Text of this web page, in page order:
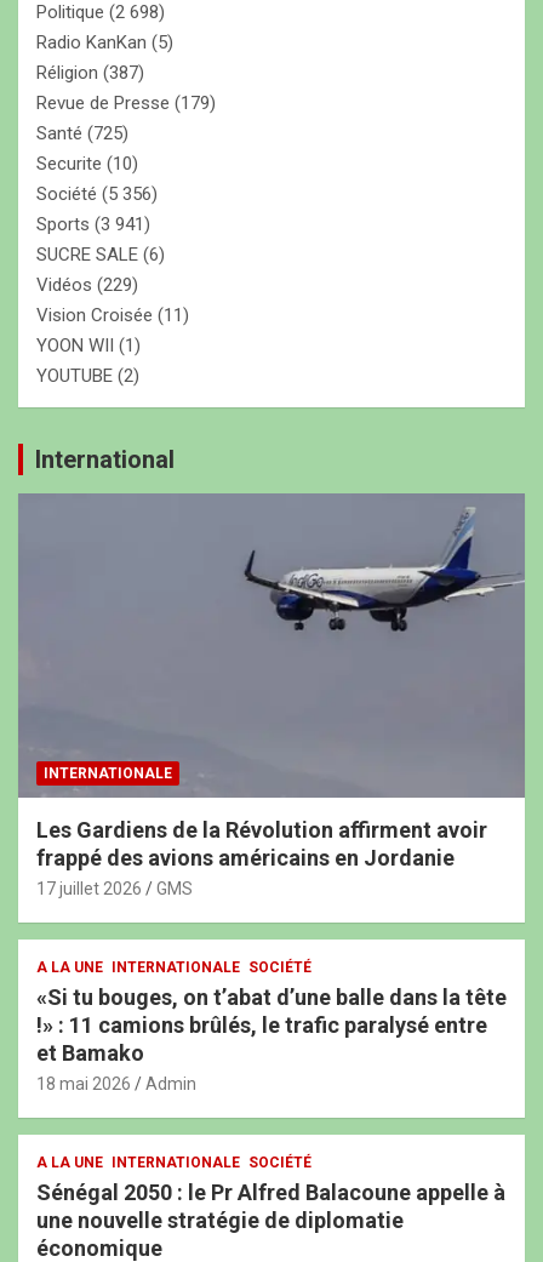
Politique (2 698)
Radio KanKan (5)
Réligion (387)
Revue de Presse (179)
Santé (725)
Securite (10)
Société (5 356)
Sports (3 941)
SUCRE SALE (6)
Vidéos (229)
Vision Croisée (11)
YOON WII (1)
YOUTUBE (2)
International
INTERNATIONALE
Les Gardiens de la Révolution affirment avoir
frappé des avions américains en Jordanie
17 juillet 2026 GMS
A LA UNE INTERNATIONALE SOCIÉTÉ
«Si tu bouges, on t’abat d’une balle dans la tête
!» : 11 camions brûlés, le trafic paralysé entre
et Bamako
18 mai 2026 Admin
A LA UNE INTERNATIONALE SOCIÉTÉ
Sénégal 2050 : le Pr Alfred Balacoune appelle à
une nouvelle stratégie de diplomatie
économique